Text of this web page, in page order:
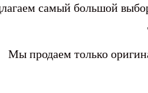
самый большой
Мы продаем только